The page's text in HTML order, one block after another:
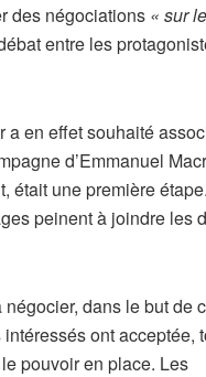
des négociations « sur le
entre les
a en effet souhaité
d’Emmanuel
était une première étape.
peinent à joindre les
dans le but de
ont acceptée,
pouvoir en place. Les